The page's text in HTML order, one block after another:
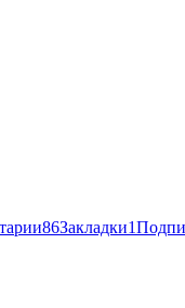
86Закладки1